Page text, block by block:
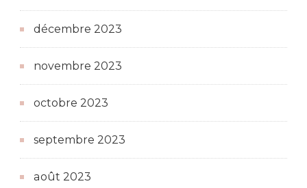
décembre 2023
novembre 2023
octobre 2023
septembre 2023
août 2023